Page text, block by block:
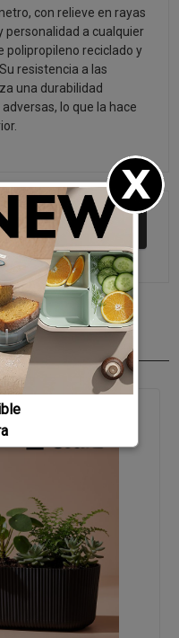
con relieve en rayas
personalidad a cualquier
polipropileno reciclado y
resistencia a las
una durabilidad
lo que la hace